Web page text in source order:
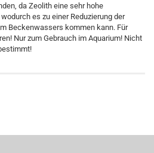
da Zeolith eine sehr hohe
es zu einer Reduzierung der
Beckenwassers kommen kann. Für
Nur zum Gebrauch im Aquarium! Nicht